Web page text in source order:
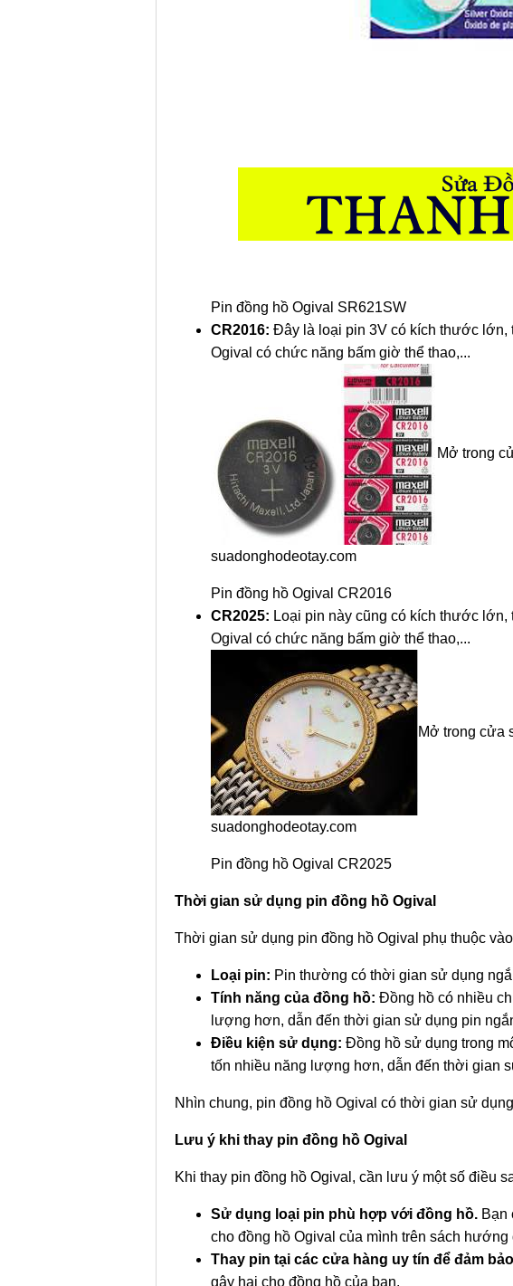
Pin đồng hồ Ogival SR621SW
CR2016: Đây là loại pin 3V có kích thước
Ogival có chức năng bấm giờ thể thao,...
Mở trong
suadonghodeotay.com
Pin đồng hồ Ogival CR2016
CR2025: Loại pin này cũng có kích thước
Ogival có chức năng bấm giờ thể thao,...
Mở trong cửa
suadonghodeotay.com
Pin đồng hồ Ogival CR2025
Thời gian sử dụng pin đồng hồ Ogival
Thời gian sử dụng pin đồng hồ Ogival phụ thuộc
Loại pin: Pin thường có thời gian sử dụng
Tính năng của đồng hồ: Đồng hồ có nhiều
lượng hơn, dẫn đến thời gian sử dụng pin
Điều kiện sử dụng: Đồng hồ sử dụng trong
tốn nhiều năng lượng hơn, dẫn đến thời gian
Nhìn chung, pin đồng hồ Ogival có thời gian sử
Lưu ý khi thay pin đồng hồ Ogival
Khi thay pin đồng hồ Ogival, cần lưu ý một số điều
Sử dụng loại pin phù hợp với đồng hồ. Bạn
cho đồng hồ Ogival của mình trên sách
Thay pin tại các cửa hàng uy tín để đảm
gây hại cho đồng hồ của bạn.